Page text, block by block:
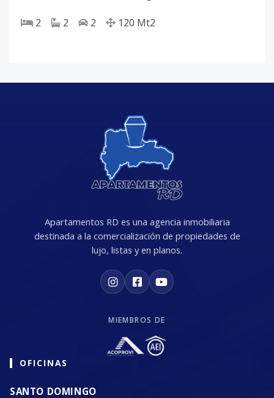
2 2 2 120 Mt2
Apartamentos RD es una agencia inmobiliaria
destinada a la comercialización de propiedades de
lujo, listas y en planos.
MIEMBROS DE
OFICINAS
SANTO DOMINGO